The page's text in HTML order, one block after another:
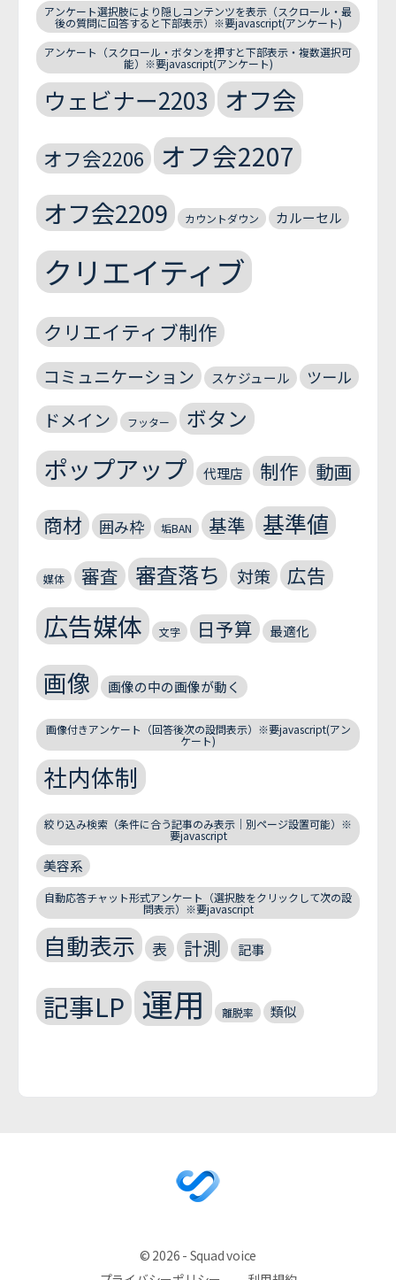
アンケート選択肢により隠しコンテンツを表示（スクロール・最
後の質問に回答すると下部表示）※要javascript(アンケート)
アンケート（スクロール・ボタンを押すと下部表示・複数選択可
能）※要javascript(アンケート)
ウェビナー2203 オフ会
オフ会2206 オフ会2207
オフ会2209 カウントダウン カルーセル
クリエイティブ
クリエイティブ制作
コミュニケーション スケジュール ツール
ドメイン フッター ボタン
ポップアップ 代理店 制作 動画
商材 囲み枠 垢BAN 基準 基準値
媒体 審査 審査落ち 対策 広告
広告媒体 文字 日予算 最適化
画像 画像の中の画像が動く
画像付きアンケート（回答後次の設問表示）※要javascript(アン
ケート)
社内体制
絞り込み検索（条件に合う記事のみ表示｜別ページ設置可能）※
要javascript
美容系
自動応答チャット形式アンケート（選択肢をクリックして次の設
問表示）※要javascript
自動表示 表 計測 記事
記事LP 運用 離脱率 類似
© 2026 - Squad voice